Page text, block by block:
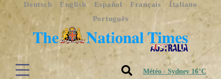
Deutsch English Español Français
Italiano
Português
Météo - Sydney 16°C